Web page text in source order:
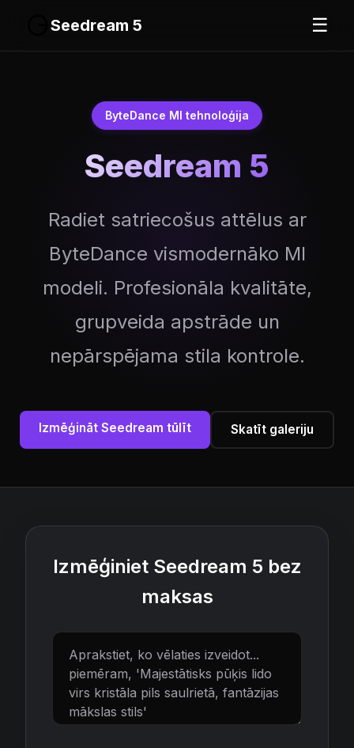
Seedream 5 ☰
ByteDance MI tehnoloģija
Seedream 5
Radiet satriecošus attēlus ar
ByteDance vismodernāko MI
modeli. Profesionāla kvalitāte,
grupveida apstrāde un
nepārspējama stila kontrole.
Izmēģināt Seedream tūlīt Skatīt galeriju
Izmēģiniet Seedream 5 bez
maksas